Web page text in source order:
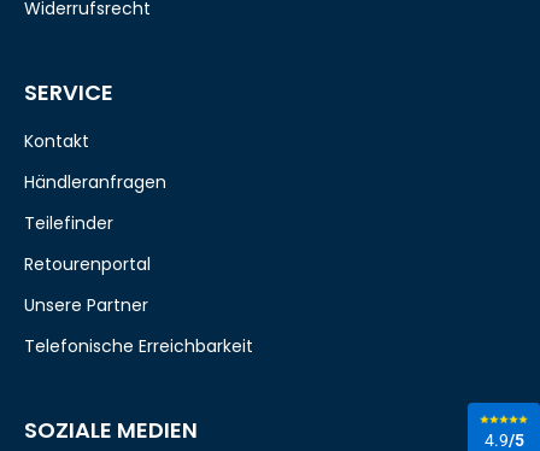
4.9/5
Widerrufsrecht
SERVICE
Kontakt
Händleranfragen
Teilefinder
Retourenportal
Unsere Partner
Telefonische Erreichbarkeit
SOZIALE MEDIEN